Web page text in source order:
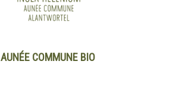
AUNÉE COMMUNE BIO